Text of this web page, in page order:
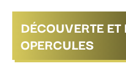
DÉCOUVERTE
OPERCULES